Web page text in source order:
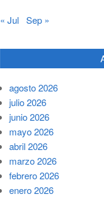
« Jul Sep »
agosto 2026
julio 2026
junio 2026
mayo 2026
abril 2026
marzo 2026
febrero 2026
enero 2026